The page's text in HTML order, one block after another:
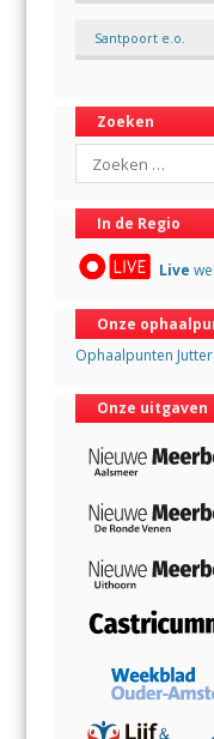
Santpoort e.o.
Zoeken
Search
In de Regio
Live
Onze
Ophaalpunten
Onze uitgaven